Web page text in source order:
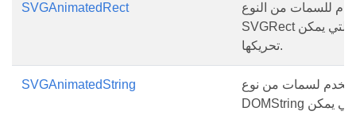
SVGAnimatedRect
للسمات من النوع
SVGRect التي يمكن
تحريكها.
SVGAnimatedString
لسمات من نوع
DOMString والتي يمكن